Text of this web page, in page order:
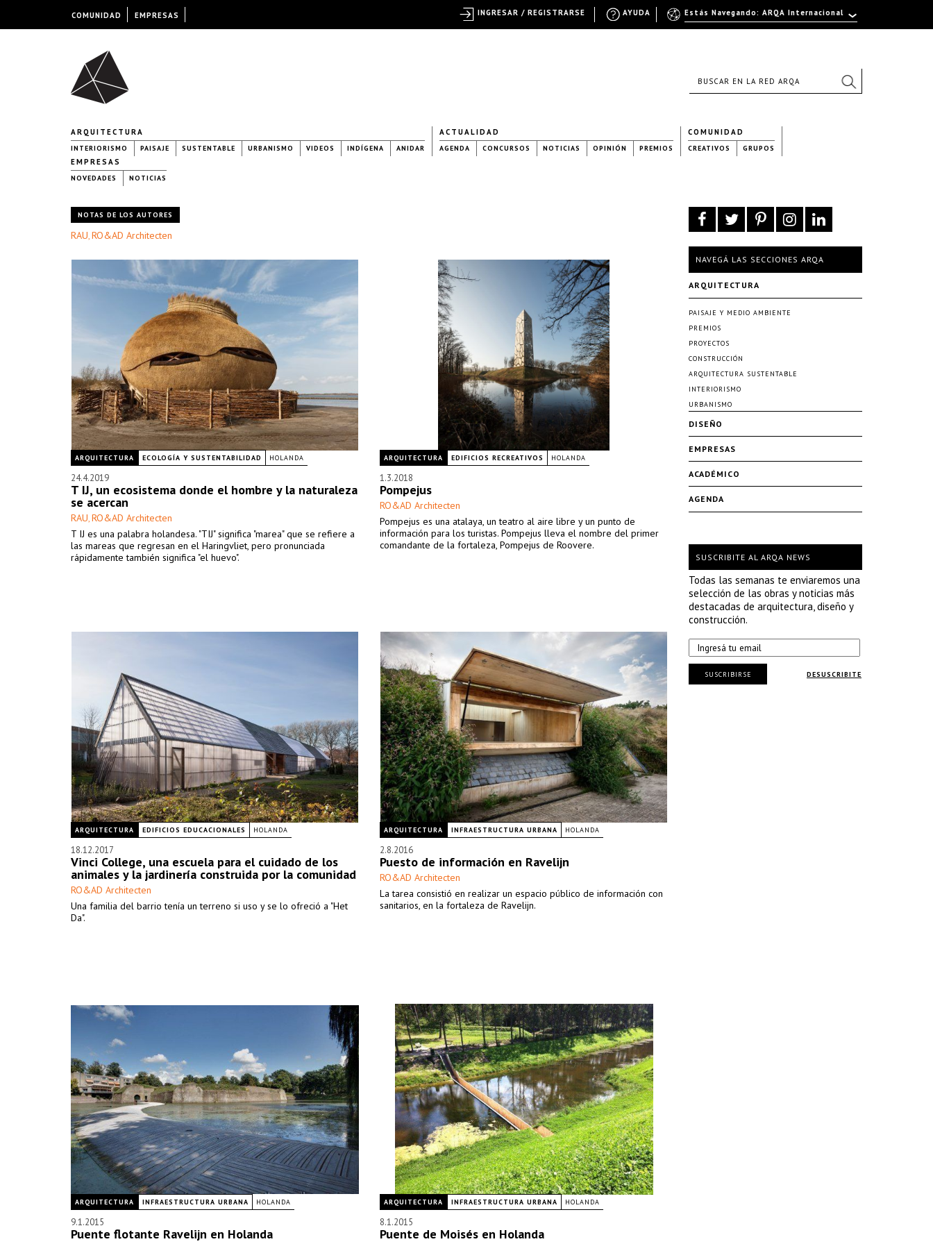
ARQUITECTURA
INTERIORISMO PAISAJE SUSTENTABLE URBANISMO VIDEOS INDÍGENA ANIDAR
ACTUALIDAD
AGENDA CONCURSOS NOTICIAS OPINIÓN PREMIOS
COMUNIDAD
CREATIVOS GRUPOS
EMPRESAS
NOVEDADES NOTICIAS
NOTAS DE LOS AUTORES
RAU, RO&AD Architecten
ARQUITECTURA ECOLOGÍA Y SUSTENTABILIDAD HOLANDA
24.4.2019
T IJ, un ecosistema donde el hombre y la naturaleza
se acercan
RAU, RO&AD Architecten
T IJ es una palabra holandesa. "TIJ" significa "marea" que se refiere a
las mareas que regresan en el Haringvliet, pero pronunciada
rápidamente también significa "el huevo".
ARQUITECTURA EDIFICIOS RECREATIVOS HOLANDA
1.3.2018
Pompejus
RO&AD Architecten
Pompejus es una atalaya, un teatro al aire libre y un punto de
información para los turistas. Pompejus lleva el nombre del primer
comandante de la fortaleza, Pompejus de Roovere.
ARQUITECTURA EDIFICIOS EDUCACIONALES HOLANDA
18.12.2017
Vinci College, una escuela para el cuidado de los
animales y la jardinería construida por la comunidad
RO&AD Architecten
Una familia del barrio tenía un terreno si uso y se lo ofreció a "Het
Da".
ARQUITECTURA INFRAESTRUCTURA URBANA HOLANDA
2.8.2016
Puesto de información en Ravelijn
RO&AD Architecten
La tarea consistió en realizar un espacio público de información con
sanitarios, en la fortaleza de Ravelijn.
ARQUITECTURA INFRAESTRUCTURA URBANA HOLANDA
9.1.2015
Puente flotante Ravelijn en Holanda
ARQUITECTURA INFRAESTRUCTURA URBANA HOLANDA
8.1.2015
Puente de Moisés en Holanda
NAVEGÁ LAS SECCIONES ARQA
ARQUITECTURA
PAISAJE Y MEDIO AMBIENTE
PREMIOS
PROYECTOS
CONSTRUCCIÓN
ARQUITECTURA SUSTENTABLE
INTERIORISMO
URBANISMO
DISEÑO
EMPRESAS
ACADÉMICO
AGENDA
SUSCRIBITE AL ARQA NEWS
Todas las semanas te enviaremos una
selección de las obras y noticias más
destacadas de arquitectura, diseño y
construcción.
DESUSCRIBITE
SUSCRIBIRSE
COMUNIDAD EMPRESAS Estás Navegando: ARQA Internacional
AYUDA
INGRESAR / REGISTRARSE